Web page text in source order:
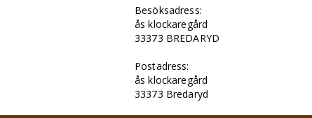
Besöksadress:
ås klockaregård
33373 BREDARYD
Postadress:
ås klockaregård
33373 Bredaryd